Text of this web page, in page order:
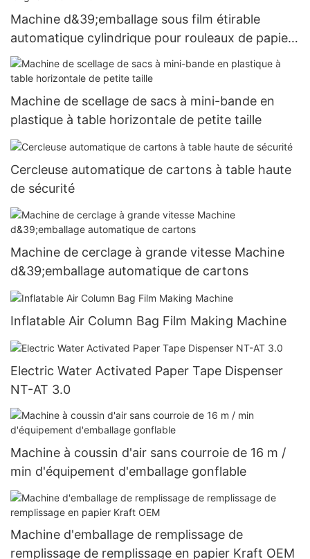
Machine d&39;emballage sous film étirable
automatique cylindrique pour rouleaux de papier
d&39;emballage d&39;une longueur de 500 à
1500 mm
Machine de scellage de sacs à mini-bande en
plastique à table horizontale de petite taille
Cercleuse automatique de cartons à table haute
de sécurité
Machine de cerclage à grande vitesse Machine
d&39;emballage automatique de cartons
Inflatable Air Column Bag Film Making Machine
Electric Water Activated Paper Tape Dispenser
NT-AT 3.0
Machine à coussin d'air sans courroie de 16 m /
min d'équipement d'emballage gonflable
Machine d'emballage de remplissage de
remplissage de remplissage en papier Kraft OEM